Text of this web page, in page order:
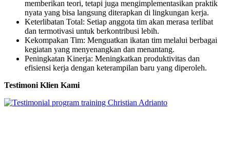
memberikan teori, tetapi juga mengimplementasikan praktik
nyata yang bisa langsung diterapkan di lingkungan kerja.
Keterlibatan Total: Setiap anggota tim akan merasa terlibat
dan termotivasi untuk berkontribusi lebih.
Kekompakan Tim: Menguatkan ikatan tim melalui berbagai
kegiatan yang menyenangkan dan menantang.
Peningkatan Kinerja: Meningkatkan produktivitas dan
efisiensi kerja dengan keterampilan baru yang diperoleh.
Testimoni Klien Kami